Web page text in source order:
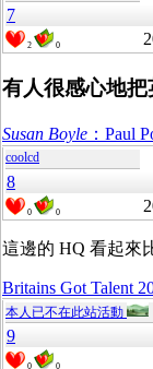
7
2 0
有人很感心地
Susan Boyle ：Paul
coolcd
8
0 0
這邊的 HQ 看起來
Britains Got Talent
本人已不在此站活動
9
0 0